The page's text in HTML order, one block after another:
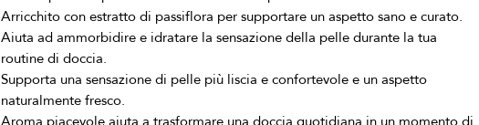
Arricchito con estratto di passiflora per supportare un aspetto sano e curato.
Aiuta ad ammorbidire e idratare la sensazione della pelle durante la tua
routine di doccia.
Supporta una sensazione di pelle più liscia e confortevole e un aspetto
naturalmente fresco.